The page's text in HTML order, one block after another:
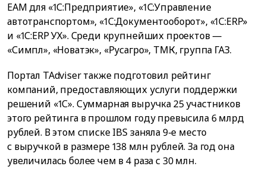
EAM для «1С:Предприятие», «1С:Управление
автотранспортом», «1С:Документооборот», «1С:ERP»
и «1С:ERP УХ». Среди крупнейших проектов —
«Симпл», «Новатэк», «Русагро», ТМК, группа ГАЗ.
Портал TAdviser также подготовил рейтинг
компаний, предоставляющих услуги поддержки
решений «1С». Суммарная выручка 25 участников
этого рейтинга в прошлом году превысила 6 млрд
рублей. В этом списке IBS заняла 9-е место
с выручкой в размере 138 млн рублей. За год она
увеличилась более чем в 4 раза с 30 млн.